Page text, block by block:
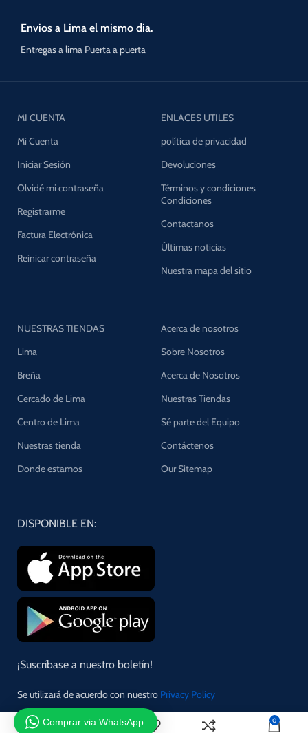
Envios a Lima el mismo dia.
Entregas a lima Puerta a puerta
MI CUENTA
Mi Cuenta
Iniciar Sesión
Olvidé mi contraseña
Registrarme
Factura Electrónica
Reinicar contraseña
ENLACES UTILES
política de privacidad
Devoluciones
Términos y condiciones
Condiciones
Contactanos
Últimas noticias
Nuestra mapa del sitio
NUESTRAS TIENDAS
Lima
Breña
Cercado de Lima
Centro de Lima
Nuestras tienda
Donde estamos
Acerca de nosotros
Sobre Nosotros
Acerca de Nosotros
Nuestras Tiendas
Sé parte del Equipo
Contáctenos
Our Sitemap
DISPONIBLE EN:
¡Suscríbase a nuestro boletín!
Se utilizará de acuerdo con nuestro Privacy Policy
0
Comprar via WhatsApp